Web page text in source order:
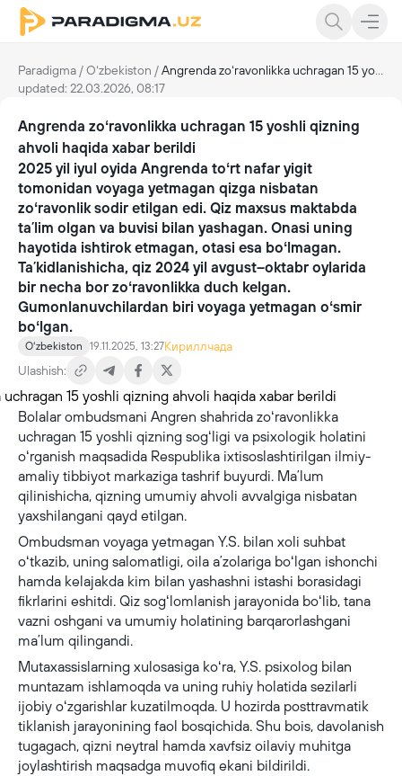
Paradigma /Oʻzbekiston /Angrenda zoʻravonlikka uchragan 15 yoshli qizning ahvoli haqida xabar berildi
updated: 22.03.2026, 08:17
Angrenda zoʻravonlikka uchragan 15 yoshli qizning
ahvoli haqida xabar berildi
2025 yil iyul oyida Angrenda toʻrt nafar yigit
tomonidan voyaga yetmagan qizga nisbatan
zoʻravonlik sodir etilgan edi. Qiz maxsus maktabda
taʼlim olgan va buvisi bilan yashagan. Onasi uning
hayotida ishtirok etmagan, otasi esa boʻlmagan.
Taʼkidlanishicha, qiz 2024 yil avgust–oktabr oylarida
bir necha bor zoʻravonlikka duch kelgan.
Gumonlanuvchilardan biri voyaga yetmagan oʻsmir
boʻlgan.
Oʻzbekiston 19.11.2025, 13:27Кириллчада
Ulashish:
Bolalar ombudsmani Angren shahrida zoʻravonlikka
uchragan 15 yoshli qizning sogʻligi va psixologik holatini
oʻrganish maqsadida Respublika ixtisoslashtirilgan ilmiy-
amaliy tibbiyot markaziga tashrif buyurdi. Maʼlum
qilinishicha, qizning umumiy ahvoli avvalgiga nisbatan
yaxshilangani qayd etilgan.
Ombudsman voyaga yetmagan Y.S. bilan xoli suhbat
oʻtkazib, uning salomatligi, oila aʼzolariga boʻlgan ishonchi
hamda kelajakda kim bilan yashashni istashi borasidagi
fikrlarini eshitdi. Qiz sogʻlomlanish jarayonida boʻlib, tana
vazni oshgani va umumiy holatining barqarorlashgani
maʼlum qilingandi.
Mutaxassislarning xulosasiga koʻra, Y.S. psixolog bilan
muntazam ishlamoqda va uning ruhiy holatida sezilarli
ijobiy oʻzgarishlar kuzatilmoqda. U hozirda posttravmatik
tiklanish jarayonining faol bosqichida. Shu bois, davolanish
tugagach, qizni neytral hamda xavfsiz oilaviy muhitga
joylashtirish maqsadga muvofiq ekani bildirildi.